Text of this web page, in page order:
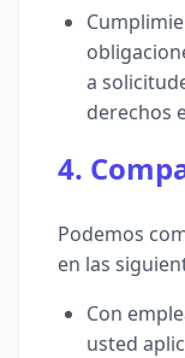
a
derechos
4.
Podemos
en las
Con
usted